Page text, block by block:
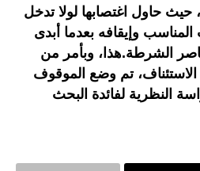
حاول اغتصابها لولا تدخل
المناسب وإيقافه بعدما أبدى
الشرطة.هذا، وبأمر من
الاستئناف، تم وضع الموقوف
النظرية لفائدة البحث